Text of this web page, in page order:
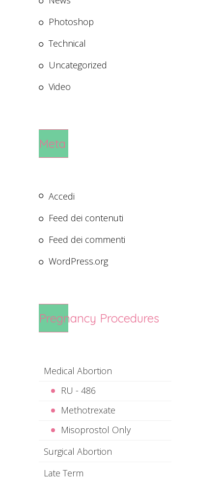
Photoshop
Technical
Uncategorized
Video
Meta
Accedi
Feed dei contenuti
Feed dei commenti
WordPress.org
Pregnancy Procedures
Medical Abortion
RU - 486
Methotrexate
Misoprostol Only
Surgical Abortion
Late Term